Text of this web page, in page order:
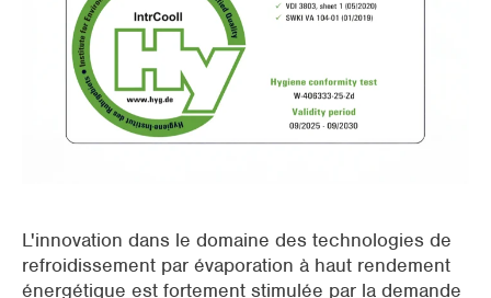
Emballage
Espace (semi-)ouverts
Bâtiments tertiaires
L'innovation dans le domaine des technologies de
refroidissement par évaporation à haut rendement
énergétique est fortement stimulée par la demande